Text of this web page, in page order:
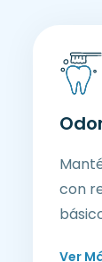
con
Ver